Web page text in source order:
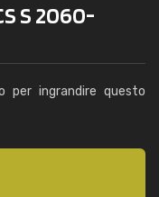
S 2060-
per ingrandire questo